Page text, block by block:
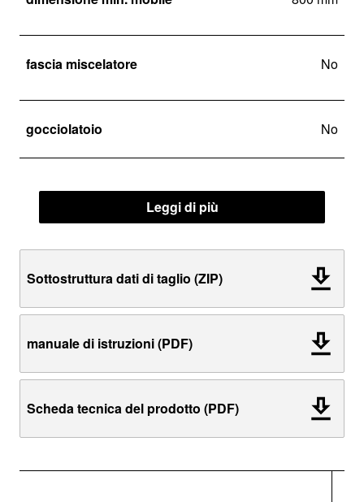
fascia miscelatore No
gocciolatoio No
Leggi di più
Sottostruttura dati di taglio (ZIP)
manuale di istruzioni (PDF)
Scheda tecnica del prodotto (PDF)